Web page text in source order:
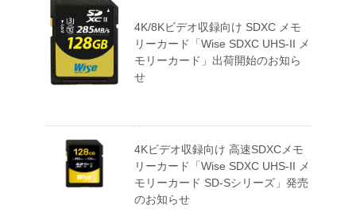
4K/8Kビデオ収録向け SDXC メモ
リーカード「Wise SDXC UHS-II メ
モリーカード」出荷開始のお知ら
せ
4Kビデオ収録向け 高速SDXCメモ
リーカード「Wise SDXC UHS-II メ
モリーカード SD-Sシリーズ」発売
のお知らせ